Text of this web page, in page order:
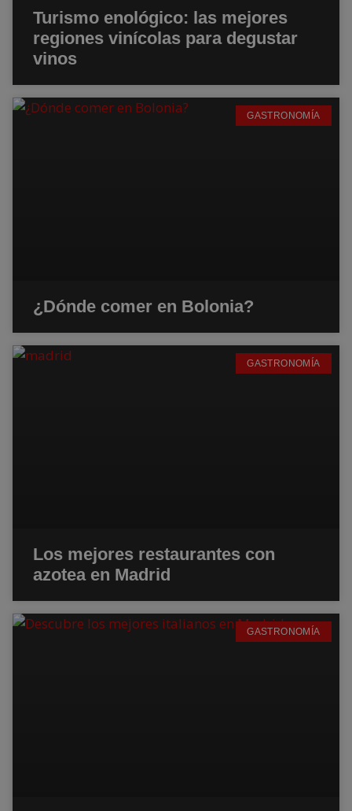
Turismo enológico: las mejores
regiones vinícolas para degustar
vinos
GASTRONOMÍA
¿Dónde comer en Bolonia?
GASTRONOMÍA
Los mejores restaurantes con
azotea en Madrid
GASTRONOMÍA